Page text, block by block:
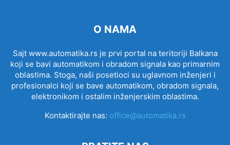
O NAMA
Sajt www.automatika.rs je prvi portal na teritoriji Balkana
koji se bavi automatikom i obradom signala kao primarnim
oblastima. Stoga, naši posetioci su uglavnom inženjeri i
profesionalci koji se bave automatikom, obradom signala,
elektronikom i ostalim inženjerskim oblastima.
Kontaktirajte nas: office@automatika.rs